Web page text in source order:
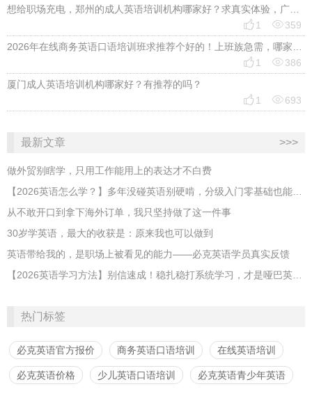
想给职场充电，郑州的成人英语培训机构哪家好？求真实体验，广告勿扰，感谢！
 1 359
2026年在线商务英语口语培训班求推荐个好的！上班族急需，哪家好？
 1 386
厦门成人英语培训机构哪家好？有推荐的吗？
 1 693
最新文章 >>>
做外贸别瞎学，只用工作能用上的表达才不白费
【2026英语怎么学？】多年没碰英语别硬啃，分级入门零基础也能跟上
从不敢开口到拿下海外订单，我只坚持做了这一件事
30岁学英语，最大的收获是：原来我也可以做到
英语带给我的，是职场上被看见的能力——必克英语学员真实反馈
【2026英语学习方法】别信速成！稳扎稳打系统学习，才是哑巴英语解药
热门标签
必克英语官方报价 商务英语口语培训 在线英语培训
必克英语价格 少儿英语口语培训 必克英语青少年英语